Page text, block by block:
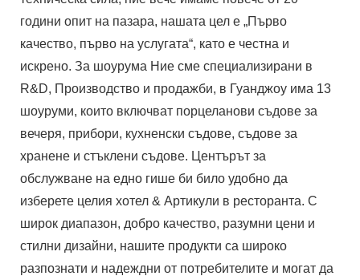
години опит на пазара, нашата цел е „Първо
качество, първо на услугата“, като е честна и
искрено. За шоурума Ние сме специализирани в
R&D, Производство и продажби, в Гуанджоу има 13
шоуруми, които включват порцеланови съдове за
вечеря, прибори, кухненски съдове, съдове за
хранене и стъклени съдове. Центърът за
обслужване на едно гише би било удобно да
изберете целия хотел & Артикули в ресторанта. С
широк диапазон, добро качество, разумни цени и
стилни дизайни, нашите продукти са широко
разпознати и надеждни от потребителите и могат да